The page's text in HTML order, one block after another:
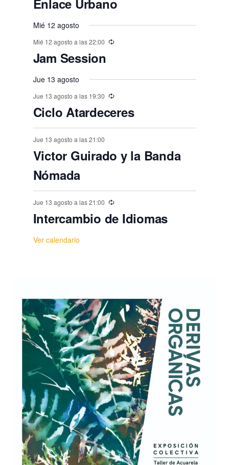
e
n
t
o
s
,
,
o
s
,
o
s
,
o
o
s
,
s
,
s
t
o
s
,
t
o
s
,
t
o
,
t
o
s
o
o
o
o
t
o
,
o
,
t
,
Enlace Urbano
Mié 12 agosto
Mié 12 agosto a las 22:00
Jam Session
Jue 13 agosto
Jue 13 agosto a las 19:30
Ciclo Atardeceres
Jue 13 agosto a las 21:00
Victor Guirado y la Banda
Nómada
Jue 13 agosto a las 21:00
Intercambio de Idiomas
Ver calendario